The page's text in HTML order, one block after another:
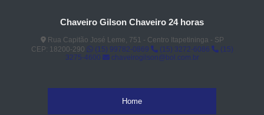
Chaveiro Gilson Chaveiro 24 horas
Rua Capitão José Leme, 751 - Centro Itapetininga - SP
CEP: 18200-290
(15) 99782-0869 (15) 3272-6086
(15)
3275-4600
chaveirogilson@bol.com.br
Home